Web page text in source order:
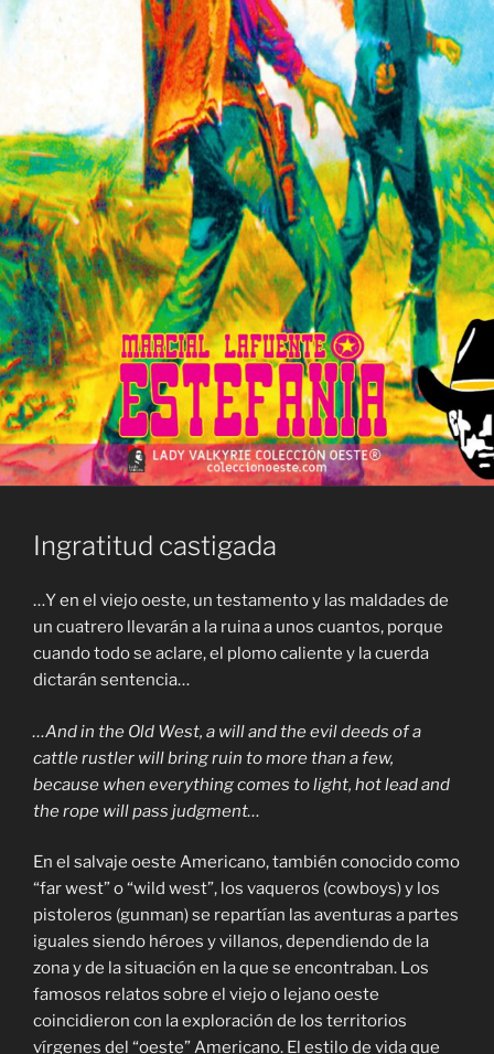
Ingratitud castigada
…Y en el viejo oeste, un testamento y las maldades de
un cuatrero llevarán a la ruina a unos cuantos, porque
cuando todo se aclare, el plomo caliente y la cuerda
dictarán sentencia…
…And in the Old West, a will and the evil deeds of a
cattle rustler will bring ruin to more than a few,
because when everything comes to light, hot lead and
the rope will pass judgment…
En el salvaje oeste Americano, también conocido como
“far west” o “wild west”, los vaqueros (cowboys) y los
pistoleros (gunman) se repartían las aventuras a partes
iguales siendo héroes y villanos, dependiendo de la
zona y de la situación en la que se encontraban. Los
famosos relatos sobre el viejo o lejano oeste
coincidieron con la exploración de los territorios
vírgenes del “oeste” Americano. El estilo de vida que